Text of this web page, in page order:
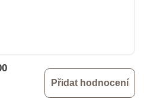
Přidat hodnocení